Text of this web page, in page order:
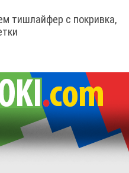
тишлайфер с покривка,